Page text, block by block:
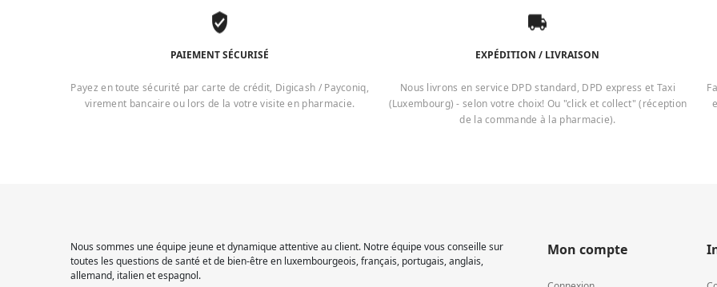
PAIEMENT SÉCURISÉ
Payez en toute sécurité par carte de crédit, Digicash / Payconiq,
virement bancaire ou lors de la votre visite en pharmacie.
EXPÉDITION / LIVRAISON
Nous livrons en service DPD standard, DPD express et Taxi
(Luxembourg) - selon votre choix! Ou "click et collect" (réception
de la commande à la pharmacie).
Nous sommes une équipe jeune et dynamique attentive au client. Notre équipe vous conseille sur
toutes les questions de santé et de bien-être en luxembourgeois, français, portugais, anglais,
allemand, italien et espagnol.
Mon compte